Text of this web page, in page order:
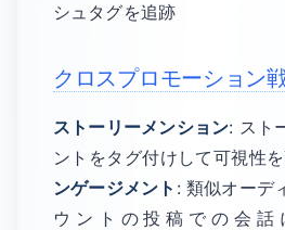
シュタグを追跡
クロスプロモーション
ストーリーメンション: スト
ントをタグ付けして可視性
ンゲージメント : 類似オーデ
ウントの投稿での会話